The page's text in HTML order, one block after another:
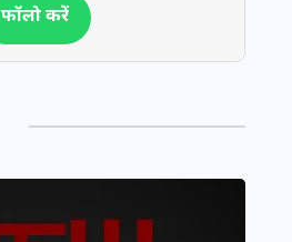
फॉलो करें